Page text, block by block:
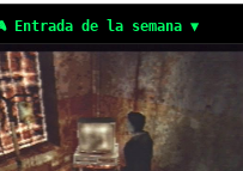
Entrada de la semana ▼